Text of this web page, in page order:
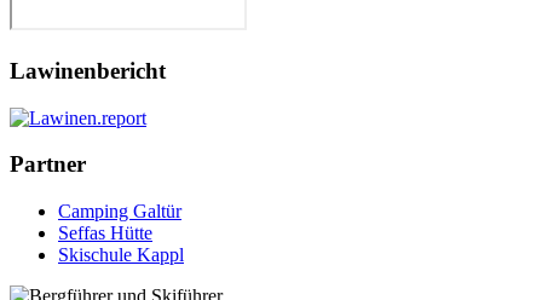
Lawinenbericht
Partner
Camping Galtür
Seffas Hütte
Skischule Kappl